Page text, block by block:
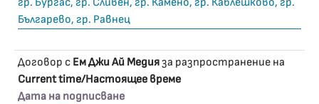
Българево, гр. Равнец
Договор с Ем Джи Ай Медияза разпространение на
Current time/Настоящее време
Дата на подписване